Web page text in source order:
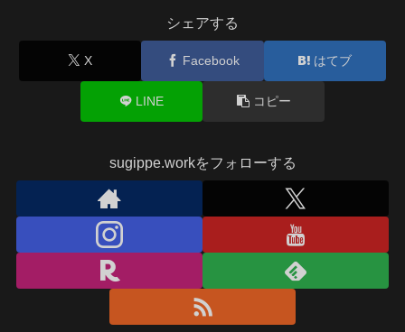
シェアする
X Facebook はてブ
LINE コピー
sugippe.workをフォローする